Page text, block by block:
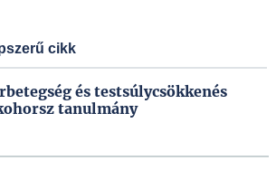
cikk
és testsúlycsökkenés
tanulmány